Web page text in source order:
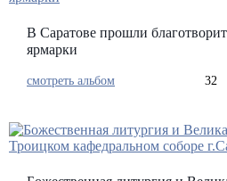
В Саратове прошли
ярмарки
смотреть альбом 32